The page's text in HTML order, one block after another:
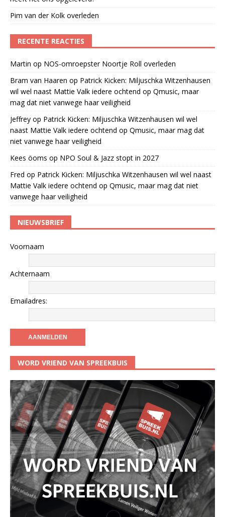
Pim van der Kolk overleden
RECENTE REACTIES
Martin op NOS-omroepster Noortje Roll overleden
Bram van Haaren op Patrick Kicken: Miljuschka Witzenhausen
wil wel naast Mattie Valk iedere ochtend op Qmusic, maar
mag dat niet vanwege haar veiligheid
Jeffrey op Patrick Kicken: Miljuschka Witzenhausen wil wel
naast Mattie Valk iedere ochtend op Qmusic, maar mag dat
niet vanwege haar veiligheid
Kees öoms op NPO Soul & Jazz stopt in 2027
Fred op Patrick Kicken: Miljuschka Witzenhausen wil wel naast
Mattie Valk iedere ochtend op Qmusic, maar mag dat niet
vanwege haar veiligheid
NIEUWSBRIEF
Voornaam
Achternaam
Emailadres:
WORD VRIEND VAN SPREEKBUIS